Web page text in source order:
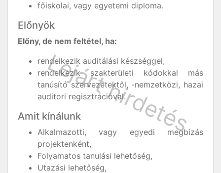
főiskolai, vagy egyetemi diploma.
Előnyök
Előny, de nem feltétel, ha:
rendelkezik auditálási készséggel,
rendelkezik szakterületi kódokkal más
tanúsító szervezetektől, -nemzetközi, hazai
auditori regisztrációval.
Amit kínálunk
Alkalmazotti, vagy egyedi megbízás
projektenként,
Folyamatos tanulási lehetőség,
Utazási lehetőség,